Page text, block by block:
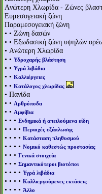
Aνώτερη Χλωρίδα - Ζώνες
Ευμεσογειακή ζώνη
Παραμεσογειακή ζώνη
• • Ζώνη δασών
• • Εξωδασική ζώνη υψηλών
• Aνώτερη Χλωρίδα
• • Υδροχαρής βλάστηση
• • Υγρά λιβάδια
• • Καλλιέργειες
• • Κατάλογος χλωρίδας
• Πανίδα
• • Αρθρόποδα
• • Αμφίβια
• • • Ενδημικά ή απειλούμενα είδη
• • • • Περιοχές εξάπλωσης
• • • • Κατάσταση πληθυσμού
• • • • Νομικό καθεστώς προστασίας
• • • Γενικά στοιχεία
• • • Σημαντικότεροι βιοτόποι
• • • • Υγρά λιβάδια
• • • • Καλλιεργούμενες εκτάσεις
• • • • Άλλο